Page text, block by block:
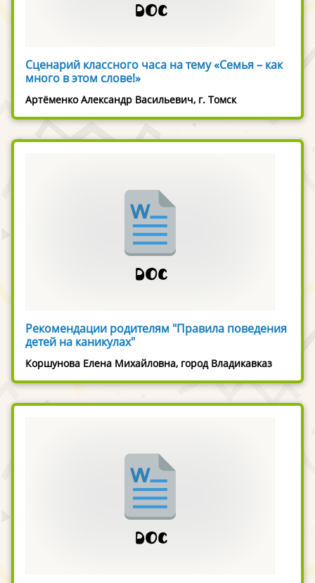
Сценарий классного часа на тему «Семья – как
много в этом слове!»
Артёменко Александр Васильевич, г. Томск
Рекомендации родителям "Правила поведения
детей на каникулах"
Коршунова Елена Михайловна, город Владикавказ